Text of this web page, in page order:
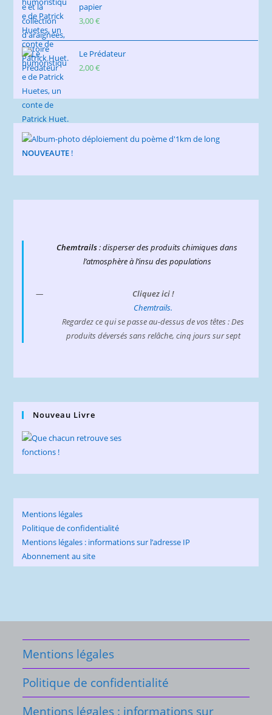
papier
3,00€
Le Prédateur
2,00€
NOUVEAUTE !
Chemtrails: disperser des produits chimiques dans
l’atmosphère à l’insu des populations
Cliquez ici !
Chemtrails.
Regardez ce qui se passe au-dessus de vos têtes : Des
produits déversés sans relâche, cinq jours sur sept
Nouveau Livre
Mentions légales
Politique de confidentialité
Mentions légales : informations sur l’adresse IP
Abonnement au site
Mentions légales
Politique de confidentialité
Mentions légales : informations sur